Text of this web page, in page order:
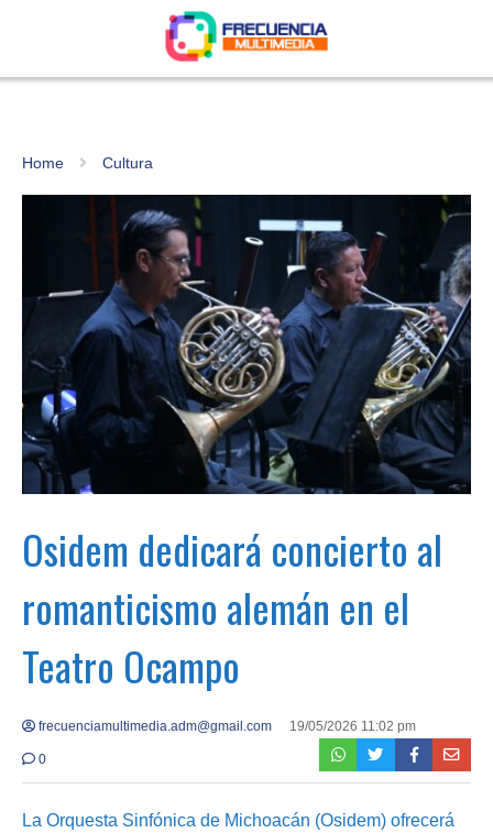
Home Cultura
Osidem dedicará concierto al
romanticismo alemán en el
Teatro Ocampo
frecuenciamultimedia.adm@gmail.com 19/05/2026 11:02 pm
0
La Orquesta Sinfónica de Michoacán (Osidem) ofrecerá